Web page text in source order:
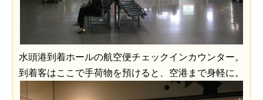
水頭港到着ホールの航空便チェックインカウンター。
到着客はここで手荷物を預けると、空港まで身軽に。